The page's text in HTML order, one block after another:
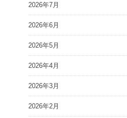
2026年7月
2026年6月
2026年5月
2026年4月
2026年3月
2026年2月